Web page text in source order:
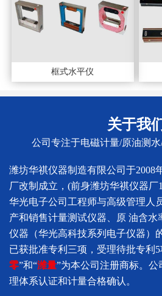
框式水平仪
关于我
公司专注于电磁计量/原油测
潍坊华祺仪器制造有限公司于2008
厂改制成立，(前身潍坊华祺仪器厂
华光电子公司工程师与高级管理人
产和销售计量测试仪器、原 油含水
仪器（华光高科技系列电子仪器）
已获批准专利三项，受理待批专利5
零”和“潍量”为本公司注册商标。公
理体系认证和计量合格确认。